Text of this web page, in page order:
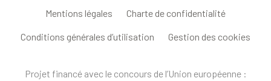
Mentions légales Charte de confidentialité
Conditions générales d’utilisation Gestion des cookies
Projet financé avec le concours de l’Union européenne :